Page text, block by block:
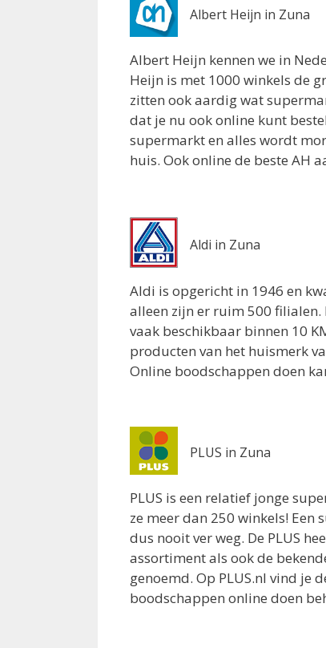
EMTE Rijssen
Hendrik Jan van Opstallstraat
3.1 km
Routebeschrijving
Aldi Rijssen
Arend Baanstraat 20
Rijssen 7461DV
Aldi Nijverdal
Bachlaan 30
Nijverdal 7442JG
3.1 km
Routebeschrijving
EMTE Nijverdal
Portlandweg 9
Routebeschrijving
Aldi Nijverdal
Grotestraat 90
Nijverdal 7443BL
4.8 km
Routebeschrijving
Albert Heijn in Zuna
Albert Heijn kennen we in
Heijn is met 1000 winkels de
zitten ook aardig wat
dat je nu ook online kunt
supermarkt en alles wordt
huis. Ook online de beste AH
Aldi in Zuna
Aldi is opgericht in 1946 en
alleen zijn er ruim 500
vaak beschikbaar binnen 10
producten van het huismerk
Online boodschappen doen
PLUS in Zuna
PLUS is een relatief jonge
ze meer dan 250 winkels! Een
dus nooit ver weg. De PLUS
assortiment als ook de
genoemd. Op PLUS.nl vind je
boodschappen online doen